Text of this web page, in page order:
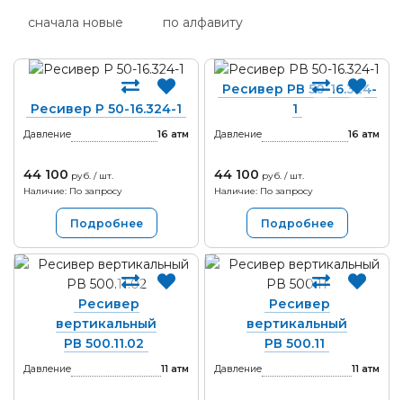
сначала новые
по алфавиту
Ресивер Р 50-16.324-1
Давление 16 атм
44 100 руб. / шт.
Наличие: По запросу
Подробнее
Ресивер РВ 50-16.324-
1
Давление 16 атм
44 100 руб. / шт.
Наличие: По запросу
Подробнее
Ресивер
вертикальный
РВ 500.11.02
Давление 11 атм
Ресивер
вертикальный
РВ 500.11
Давление 11 атм